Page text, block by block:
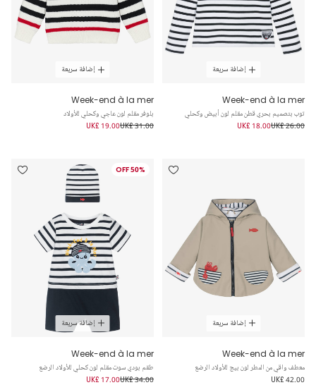
إضافة سريعة
Week-end à la mer
توب بتصميم بحري قطن مقلم لون أبيض وكحلي
UK£ 26.00
UK£ 18.00
إضافة سريعة
Week-end à la mer
بلوفر مقلم لون عاجي وكحلي للأولاد
UK£ 31.00
UK£ 19.00
إضافة سريعة
Week-end à la mer
معطف واقي من المطر لون بيج للأولاد الرضع
UK£ 42.00
50% OFF
إضافة سريعة
Week-end à la mer
طقم بودي سوت مقلم لون كحلي للأولاد الرضع
UK£ 34.00
UK£ 17.00